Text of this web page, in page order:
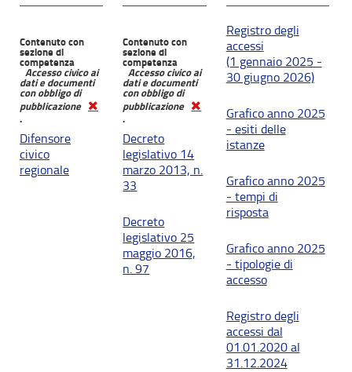
Contenuto con
sezione di
competenza
Accesso civico ai
dati e documenti
con obbligo di
pubblicazione
.
Difensore
civico
regionale
Contenuto con
sezione di
competenza
Accesso civico ai
dati e documenti
con obbligo di
pubblicazione
.
Decreto
legislativo 14
marzo 2013, n.
33
Decreto
legislativo 25
maggio 2016,
n. 97
Registro degli
accessi
(1 gennaio 2025 -
30 giugno 2026)
Grafico anno 2025
- esiti delle
istanze
Grafico anno 2025
- tempi di
risposta
Grafico anno 2025
- tipologie di
accesso
Registro degli
accessi dal
01.01.2020 al
31.12.2024